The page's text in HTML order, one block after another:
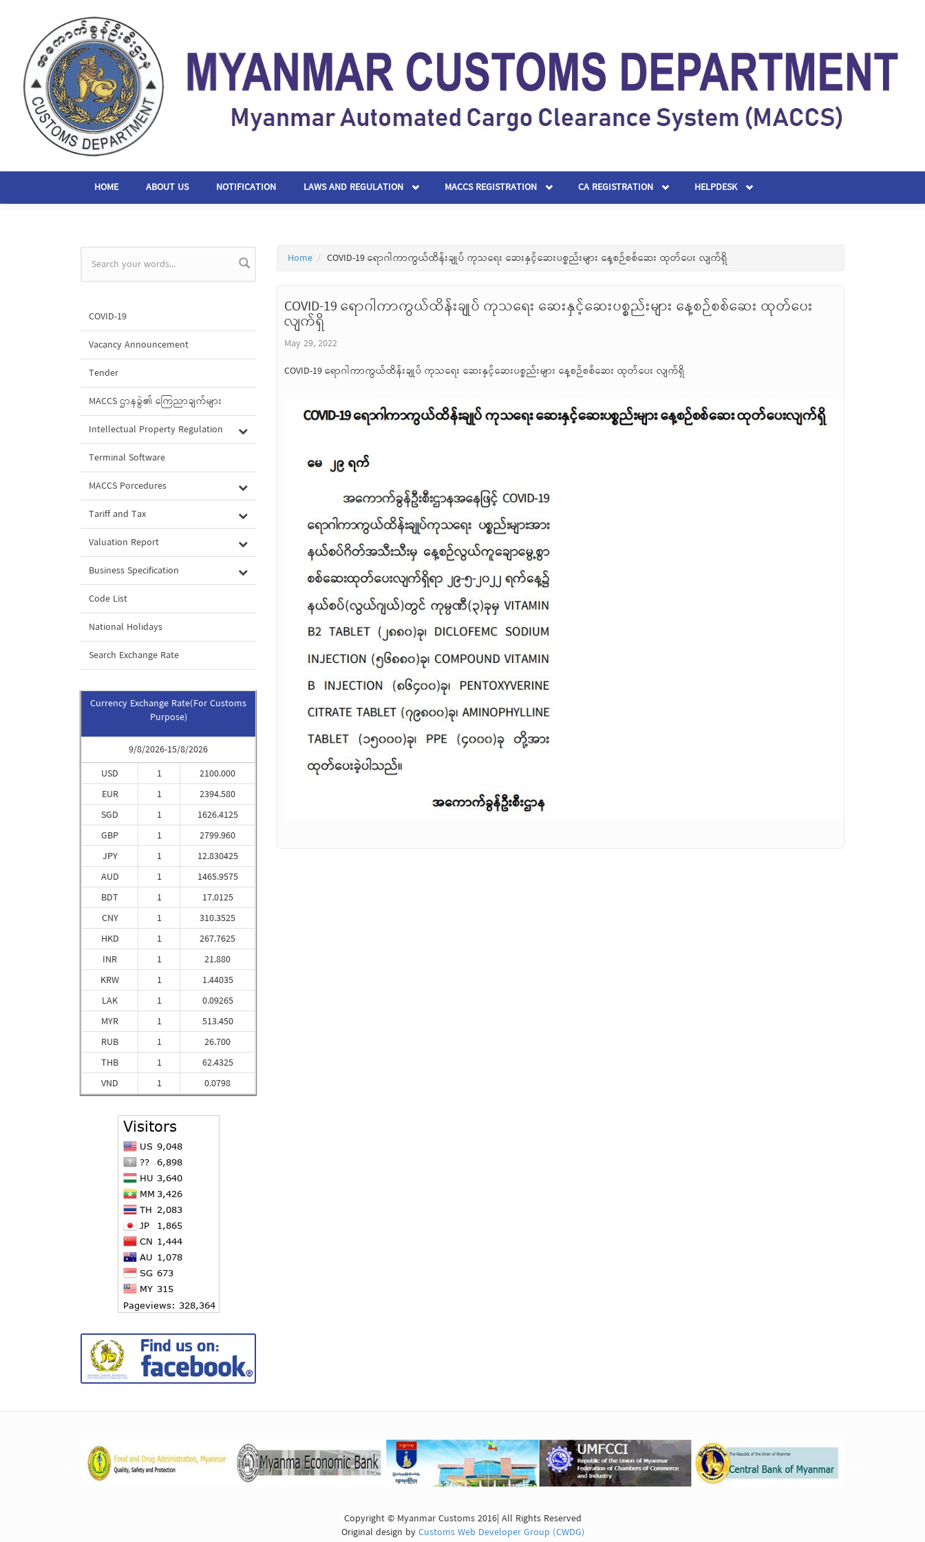
HOME ABOUT US NOTIFICATION LAWS AND REGULATION MACCS REGISTRATION CA REGISTRATION HELPDESK
Search form
COVID-19
Vacancy Announcement
Tender
MACCS ဌာနခွဲ၏ ကြေညာချက်များ
Intellectual Property Regulation
Terminal Software
MACCS Porcedures
Tariff and Tax
Valuation Report
Business Specification
Code List
National Holidays
Search Exchange Rate
Currency Exchange Rate(For Customs
Purpose)
9/8/2026-15/8/2026
USD
EUR
SGD
GBP
JPY
AUD
BDT
CNY
HKD
INR
KRW
LAK
MYR
RUB
THB
VND
1
1
1
1
1
1
1
1
1
1
1
1
1
1
1
1
2100.000
2394.580
1626.4125
2799.960
12.830425
1465.9575
17.0125
310.3525
267.7625
21.880
1.44035
0.09265
513.450
26.700
62.4325
0.0798
Home COVID-19 ရောဂါကာကွယ်ထိန်းချုပ် ကုသရေး ဆေးနှင့်ဆေးပစ္စည်းများ နေ့စဉ်စစ်ဆေး ထုတ်ပေး လျက်ရှိ
COVID-19 ရောဂါကာကွယ်ထိန်းချုပ် ကုသရေး ဆေးနှင့်ဆေးပစ္စည်းများ နေ့စဉ်စစ်ဆေး ထုတ်ပေး
လျက်ရှိ
May 29, 2022
COVID-19 ရောဂါကာကွယ်ထိန်းချုပ် ကုသရေး ဆေးနှင့်ဆေးပစ္စည်းများ နေ့စဉ်စစ်ဆေး ထုတ်ပေး လျက်ရှိ
Copyright © Myanmar Customs 2016| All Rights Reserved
Original design byCustoms Web Developer Group (CWDG)